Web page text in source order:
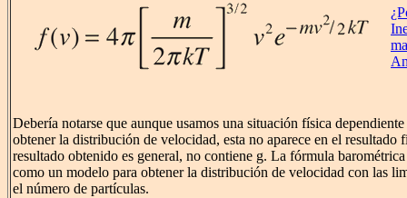
Debería notarse que aunque usamos una situación física
obtener la distribución de velocidad, esta no aparece en el resultado
resultado obtenido es general, no contiene g. La fórmula
como un modelo para obtener la distribución de velocidad con las
el número de partículas.